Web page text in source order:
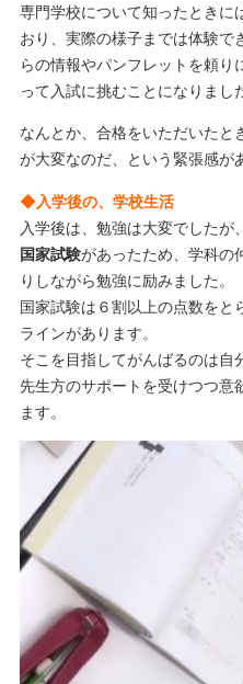
専門学校について知ったときに
おり、実際の様子までは体験で
らの情報やパンフレットを頼
って入試に挑むことになりまし
なんとか、合格をいただいたと
が大変なのだ、という緊張感が
◆入学後の、学校生活
入学後は、勉強は大変でしたが、
国家試験があったため、学科の
りしながら勉強に励みました。
国家試験は６割以上の点数をと
ラインがあります。
そこを目指してがんばるのは自
先生方のサポートを受けつつ意
ます。